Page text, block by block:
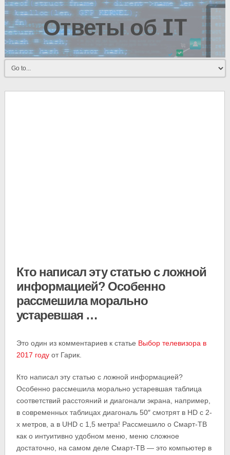
Ответы об IT
Кто написал эту статью с ложной
информацией? Особенно
рассмешила морально
устаревшая …
Это один из комментариев к статье Выбор телевизора в
2017 годуот Гарик.
Кто написал эту статью с ложной информацией?
Особенно рассмешила морально устаревшая таблица
соответствий расстояний и диагонали экрана, например,
в современных таблицах диагональ 50″ смотрят в HD с 2-
х метров, а в UHD c 1,5 метра! Рассмешило о Смарт-ТВ
как о интуитивно удобном меню, меню сложное
достаточно, на самом деле Смарт-ТВ — это компьютер в